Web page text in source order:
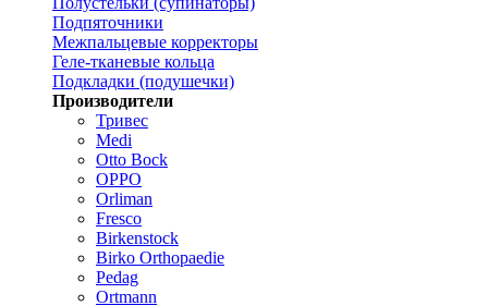
Подпяточники
Межпальцевые корректоры
Геле-тканевые кольца
Подкладки (подушечки)
Производители
Тривес
Medi
Otto Bock
OPPO
Orliman
Fresco
Birkenstock
Birko Orthopaedie
Pedag
Ortmann